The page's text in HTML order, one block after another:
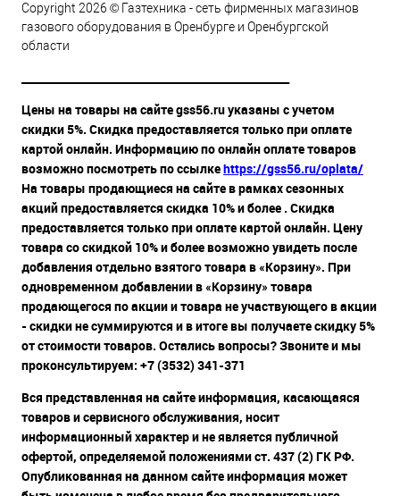
Copyright 2026 © Газтехника - сеть фирменных магазинов
газового оборудования в Оренбурге и Оренбургской
области
Цены на товары на сайте gss56.ru указаны с учетом
скидки 5%. Скидка предоставляется только при оплате
картой онлайн. Информацию по онлайн оплате товаров
возможно посмотреть по ссылкеhttps://gss56.ru/oplata/
На товары продающиеся на сайте в рамках сезонных
акций предоставляется скидка 10% и более . Скидка
предоставляется только при оплате картой онлайн. Цену
товара со скидкой 10% и более возможно увидеть после
добавления отдельно взятого товара в «Корзину». При
одновременном добавлении в «Корзину» товара
продающегося по акции и товара не участвующего в акции
- скидки не суммируются и в итоге вы получаете скидку 5%
от стоимости товаров. Остались вопросы? Звоните и мы
проконсультируем: +7 (3532) 341-371
Вся представленная на сайте информация, касающаяся
товаров и сервисного обслуживания, носит
информационный характер и не является публичной
офертой, определяемой положениями ст. 437 (2) ГК РФ.
Опубликованная на данном сайте информация может